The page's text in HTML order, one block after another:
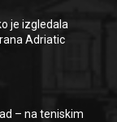
je izgledala
Adriatic
– na teniskim